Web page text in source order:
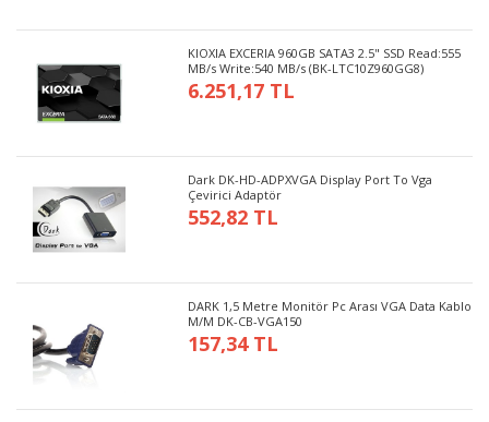
KIOXIA EXCERIA 960GB SATA3 2.5" SSD Read:555
MB/s Write:540 MB/s (BK-LTC10Z960GG8)
6.251,17 TL
Dark DK-HD-ADPXVGA Display Port To Vga
Çevirici Adaptör
552,82 TL
DARK 1,5 Metre Monitör Pc Arası VGA Data Kablo
M/M DK-CB-VGA150
157,34 TL